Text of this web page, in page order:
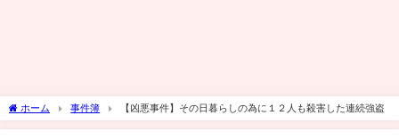
ホーム 事件簿 【凶悪事件】その日暮らしの為に１２人も殺害した連続強盗